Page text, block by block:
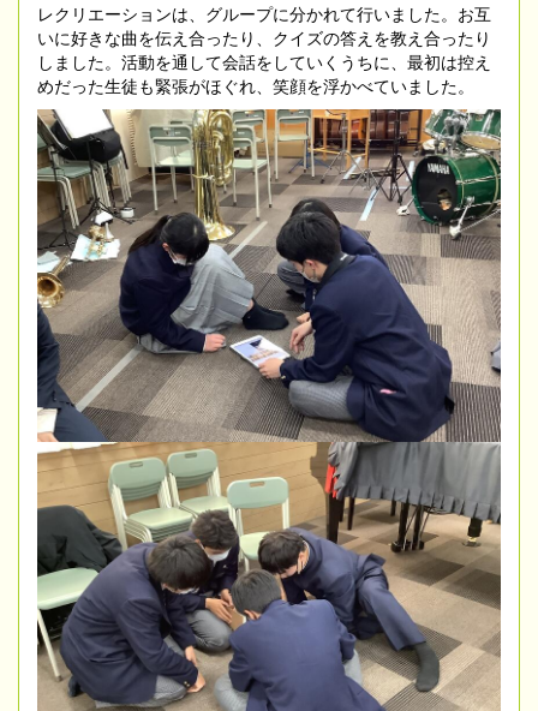
レクリエーションは、グループに分かれて行いました。お互
いに好きな曲を伝え合ったり、クイズの答えを教え合ったり
しました。活動を通して会話をしていくうちに、最初は控え
めだった生徒も緊張がほぐれ、笑顔を浮かべていました。